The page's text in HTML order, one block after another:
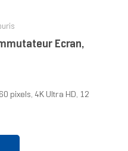
Écran,
pixels, 4K Ultra HD, 12